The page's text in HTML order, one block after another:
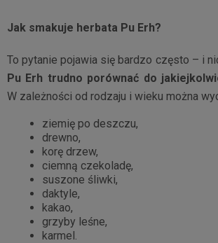
Jak smakuje herbata Pu Erh?
To pytanie pojawia się bardzo często – i
Pu Erh trudno porównać do
W zależności od rodzaju i wieku można
ziemię po deszczu,
drewno,
korę drzew,
ciemną czekoladę,
suszone śliwki,
daktyle,
kakao,
grzyby leśne,
karmel.